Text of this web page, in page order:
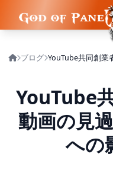
ブログ
YouTube
動画の見
への